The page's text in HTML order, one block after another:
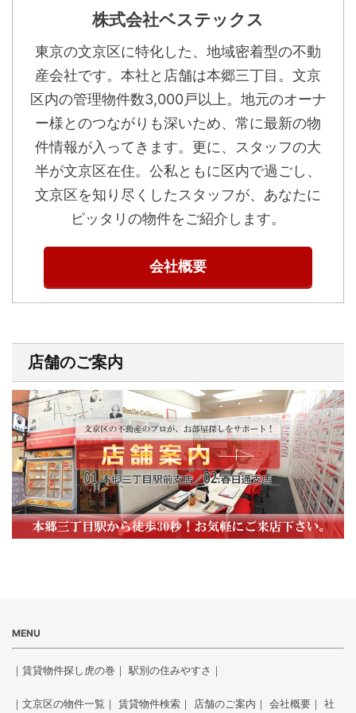
株式会社ベステックス
東京の文京区に特化した、地域密着型の不動
産会社です。本社と店舗は本郷三丁目。文京
区内の管理物件数3,000戸以上。地元のオーナ
ー様とのつながりも深いため、常に最新の物
件情報が入ってきます。更に、スタッフの大
半が文京区在住。公私ともに区内で過ごし、
文京区を知り尽くしたスタッフが、あなたに
ピッタリの物件をご紹介します。
会社概要
店舗のご案内
MENU
｜ 賃貸物件探し虎の巻 ｜ 駅別の住みやすさ ｜
｜ 文京区の物件一覧 ｜ 賃貸物件検索 ｜ 店舗のご案内 ｜ 会社概要 ｜ 社